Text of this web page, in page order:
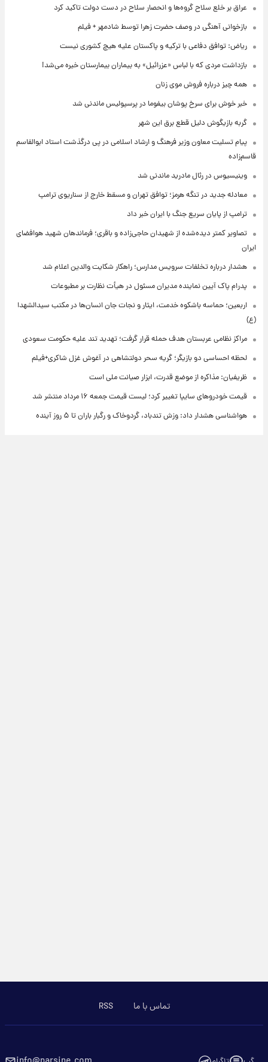
عراق بر خلع سلاح گروه‌ها و انحصار سلاح در دست دولت تاکید کرد
بازخوانی آهنگی در وصف حضرت زهرا توسط شادمهر + فیلم
ریاض: توافق دفاعی با ترکیه و پاکستان علیه هیچ کشوری نیست
بازداشت مردی که با لباس «عزرائیل» به بیماران بیمارستان خیره می‌شد!
همه چیز درباره فروش موی زنان
خبر خوش برای سرخ پوشان بیفوما در پرسپولیس ماندنی شد
گربه بازیگوش دلیل قطع برق این شهر
پیام تسلیت معاون وزیر فرهنگ و ارشاد اسلامی در پی درگذشت استاد ابوالقاسم
قاسم‌زاده
وینیسیوس در رئال مادرید ماندنی شد
معادله جدید در تنگه هرمز؛ توافق تهران و مسقط خارج از سناریوی ترامپ
ترامپ از پایان سریع جنگ با ایران خبر داد
تصاویر کمتر دیده‌شده از شهیدان حاجی‌زاده و باقری؛ فرماندهان شهید هوافضای
ایران
هشدار درباره تخلفات سرویس مدارس؛ راهکار شکایت والدین اعلام شد
پدرام پاک آیین نماینده مدیران مسئول در هیأت نظارت بر مطبوعات
اربعین؛ حماسه باشکوه خدمت، ایثار و نجات جان انسان‌ها در مکتب سیدالشهدا
(ع)
مراکز نظامی عربستان هدف حمله قرار گرفت؛ تهدید تند علیه حکومت سعودی
لحظه احساسی دو بازیگر؛ گریه سحر دولتشاهی در آغوش غزل شاکری+فیلم
ظریفیان: مذاکره از موضع قدرت، ابزار صیانت ملی است
قیمت خودروهای سایپا تغییر کرد؛ لیست قیمت جمعه ۱۶ مرداد منتشر شد
هواشناسی هشدار داد: وزش تندباد، گردوخاک و رگبار باران تا ۵ روز آینده
تماس با ما RSS